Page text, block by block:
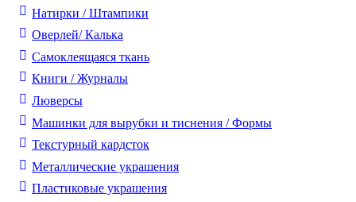
Натирки / Штампики
Оверлей/ Калька
Самоклеящаяся ткань
Книги / Журналы
Люверсы
Машинки для вырубки и тиснения / Формы
Текстурный кардсток
Металлические украшения
Пластиковые украшения